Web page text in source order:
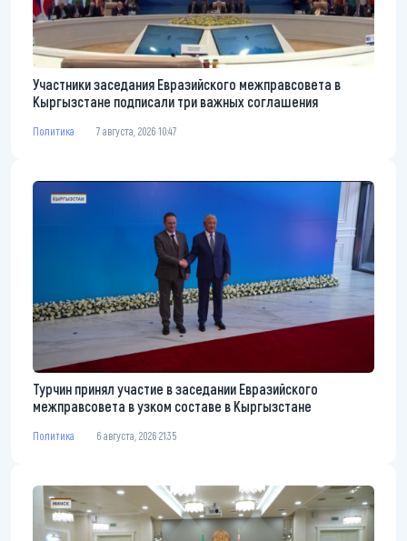
Участники заседания Евразийского межправсовета в
Кыргызстане подписали три важных соглашения
Политика 7 августа, 2026 10:47
Турчин принял участие в заседании Евразийского
межправсовета в узком составе в Кыргызстане
Политика 6 августа, 2026 21:35